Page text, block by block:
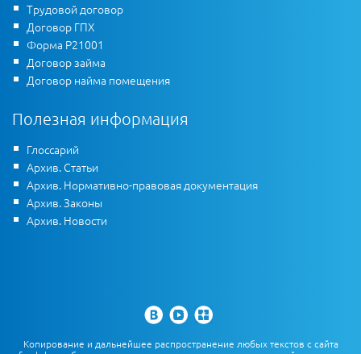
Трудовой договор
Договор ГПХ
Форма Р21001
Договор займа
Договор найма помещения
Полезная информация
Глоссарий
Архив. Статьи
Архив. Нормативно-правовая документация
Архив. Законы
Архив. Новости
Копирование и дальнейшее распространение любых текстов с сайта